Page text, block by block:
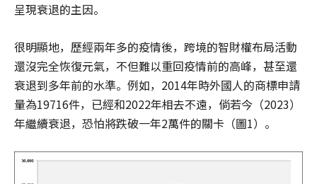
呈現衰退的主因。
很明顯地，歷經兩年多的疫情後，跨境的智財權布局活動
還沒完全恢復元氣，不但難以重回疫情前的高峰，甚至還
衰退到多年前的水準。例如，2014年時外國人的商標申請
量為19716件，已經和2022年相去不遠，倘若今（2023）
年繼續衰退，恐怕將跌破一年2萬件的關卡（圖1）。